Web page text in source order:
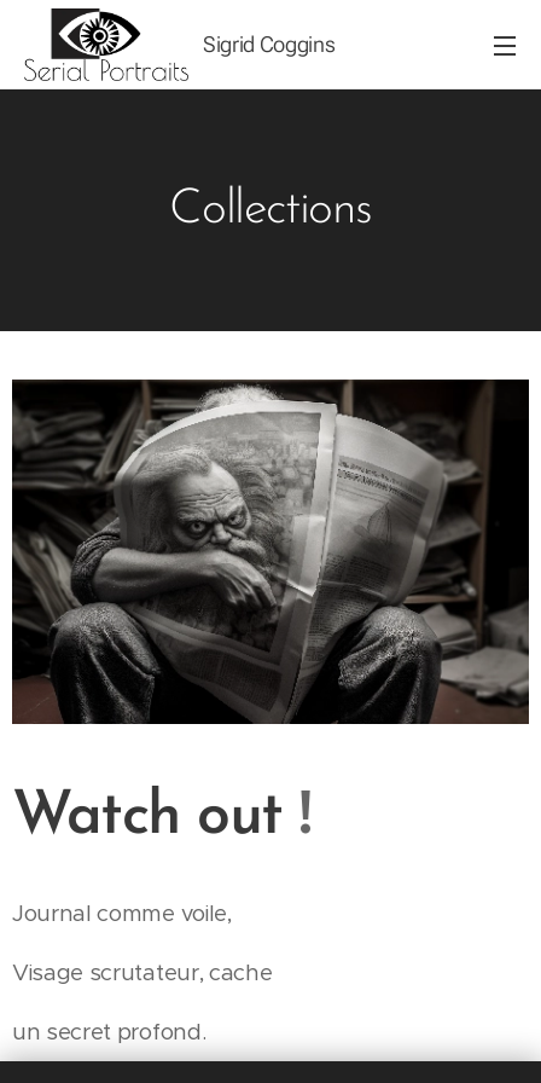
Sigrid Coggins
Collections
Watch out !
Journal comme voile,
Visage scrutateur, cache
un secret profond.